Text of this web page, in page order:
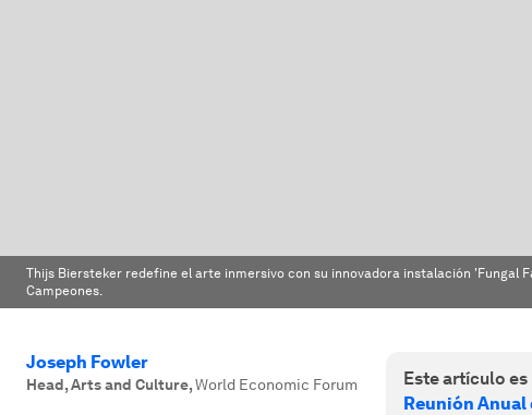
Thijs Biersteker redefine el arte inmersivo con su innovadora instalación 'Fungal
Campeones.
Joseph Fowler
Head, Arts and Culture,World Economic Forum
Este artículo
Reunión Anual